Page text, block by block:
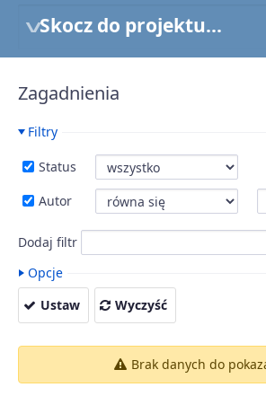
Skocz do projektu...
Zagadnienia
Filtry
Status
Autor
Dodaj filtr
Opcje
Ustaw
Wyczyść
Brak danych do